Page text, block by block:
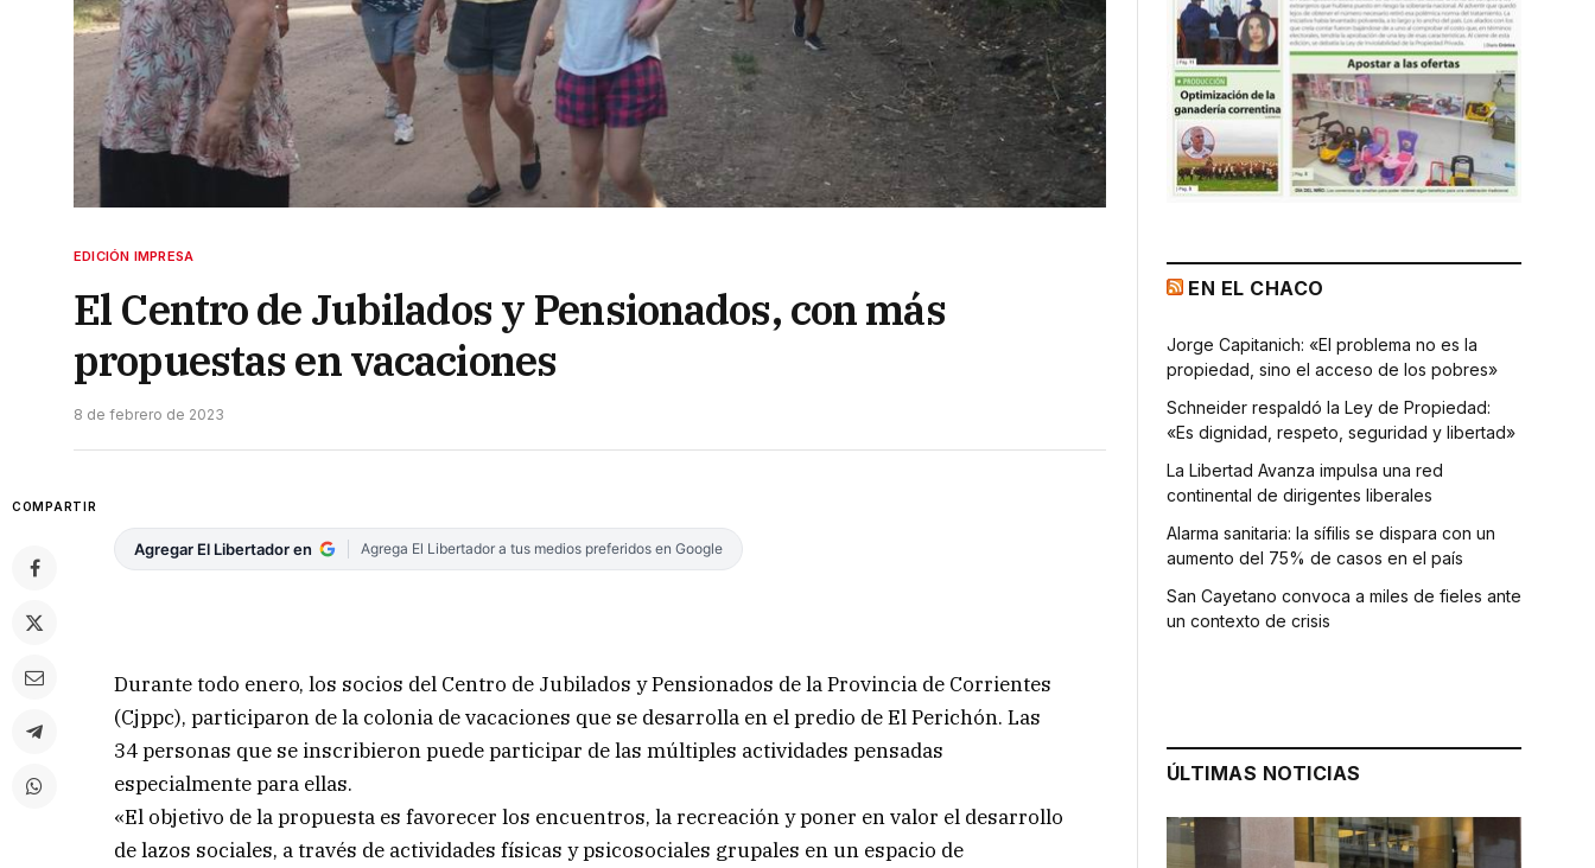
EDICIÓN IMPRESA
El Centro de Jubilados y Pensionados, con más
propuestas en vacaciones
8 de febrero de 2023
COMPARTIR
Agregar El Libertador en Agrega El Libertador a tus medios preferidos en Google
Durante todo enero, los socios del Centro de Jubilados y Pensionados de la Provincia de Corrientes
(Cjppc), participaron de la colonia de vacaciones que se desarrolla en el predio de El Perichón. Las
34 personas que se inscribieron puede participar de las múltiples actividades pensadas
especialmente para ellas.
«El objetivo de la propuesta es favorecer los encuentros, la recreación y poner en valor el desarrollo
de lazos sociales, a través de actividades físicas y psicosociales grupales en un espacio de
EN EL CHACO
Jorge Capitanich: «El problema no es la
propiedad, sino el acceso de los pobres»
Schneider respaldó la Ley de Propiedad:
«Es dignidad, respeto, seguridad y libertad»
La Libertad Avanza impulsa una red
continental de dirigentes liberales
Alarma sanitaria: la sífilis se dispara con un
aumento del 75% de casos en el país
San Cayetano convoca a miles de fieles ante
un contexto de crisis
ÚLTIMAS NOTICIAS